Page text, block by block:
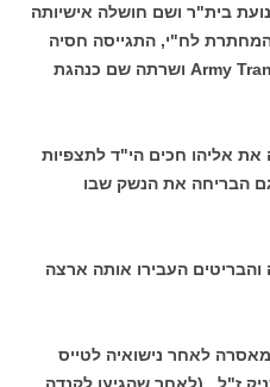
בית"ר ושם חושלה אישיותה
לח"י, התגייסה חסיה
לצבא הבריטי ל -Army Transport Service ושרתה שם כנהגת
אליהו חכים הי"ד לתצפיות
הבריחה את הנשק שבו
העבירו אותה ארצה
את מאסרה לאחר נישואיה לטייס